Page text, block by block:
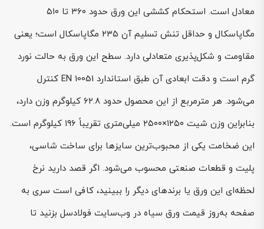
معادل است. استحکام کششی این ورق حدود ۳۶۰ تا ۵۱۰
مگاپاسکال و حداقل تنش تسلیم آن ۲۳۵ مگاپاسکال است؛ یعنی
مقاومت و شکل‌پذیری متعادلی دارد. سطح این ورق به حالت نورد
گرم است و دقت ابعادی آن طبق استاندارد EN 10051 کنترل
می‌شود. هر مترمربع از این محصول حدود ۶۲.۸ کیلوگرم وزن دارد،
بنابراین وزن شیت ۱۲۵۰×۲۵۰۰ میلی‌متری تقریباً ۱۹۶ کیلوگرم است.
این ضخامت یکی از محبوب‌ترین سایزها برای ساخت شاسی،
پلیت و قطعات صنعتی محسوب می‌شود. اگر قصد دارید نرخ
لحظه‌ای این ورق یا برندهای دیگر را ببینید، کافی است سری به
صفحه به‌روز قیمت ورق سیاه در وب‌سایت فولادسل بزنید تا